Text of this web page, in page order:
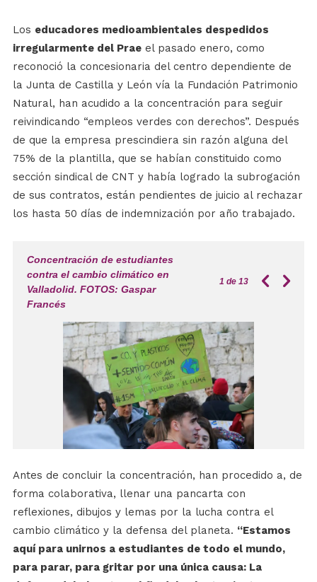
Los educadores medioambientales despedidos
irregularmente del Praeel pasado enero, como
reconoció la concesionaria del centro dependiente de
la Junta de Castilla y León vía la Fundación Patrimonio
Natural, han acudido a la concentración para seguir
reivindicando “empleos verdes con derechos”. Después
de que la empresa prescindiera sin razón alguna del
75% de la plantilla, que se habían constituido como
sección sindical de CNT y había logrado la subrogación
de sus contratos, están pendientes de juicio al rechazar
los hasta 50 días de indemnización por año trabajado.
Concentración de estudiantes
contra el cambio climático en
Valladolid. FOTOS: Gaspar
Francés
1 de 13
Antes de concluir la concentración, han procedido a, de
forma colaborativa, llenar una pancarta con
reflexiones, dibujos y lemas por la lucha contra el
cambio climático y la defensa del planeta. “Estamos
aquí para unirnos a estudiantes de todo el mundo,
para parar, para gritar por una única causa: La